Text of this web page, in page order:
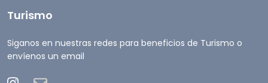
Turismo
Siganos en nuestras redes para beneficios de Turismo o
envíenos un email